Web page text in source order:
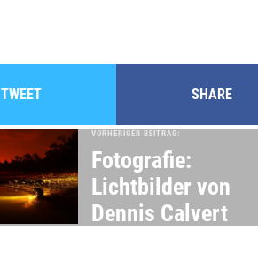
TWEET SHARE
VORHERIGER BEITRAG:
Fotografie:
Lichtbilder von
Dennis Calvert